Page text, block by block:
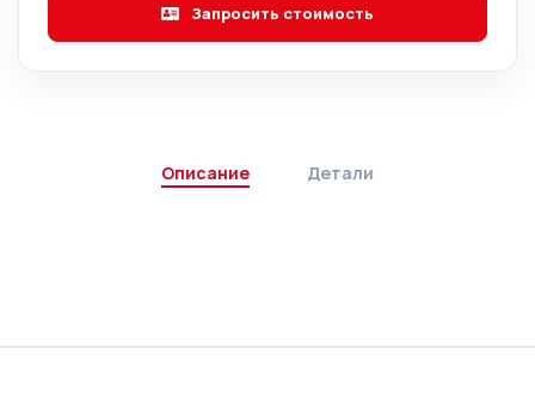
Запросить стоимость
Описание Детали